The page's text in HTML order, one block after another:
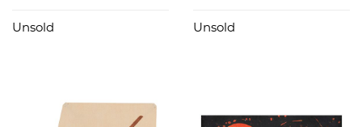
de tiraje. 41 x 23 cm
Unsold
x 53 cm medidas
Unsold